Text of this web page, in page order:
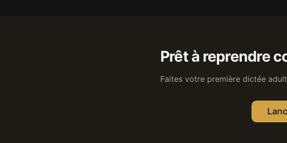
Prêt à reprendre
Faites votre première dictée